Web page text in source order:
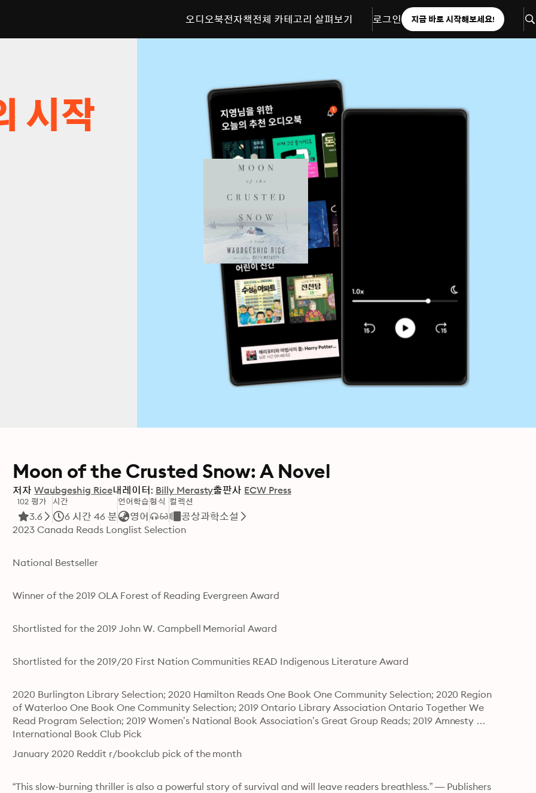
오디오북전자책전체 카테고리 살펴보기 로그인 지금 바로 시작해보세요!
시작
Moon of the Crusted Snow: A Novel
저자 Waubgeshig Rice내레이터: Billy Merasty출판사 ECW Press
102 평가
3.6
시간
6 시간 46 분
언어학습
영어
형식 컬렉션
공상과학소설
2023 Canada Reads Longlist Selection
National Bestseller
Winner of the 2019 OLA Forest of Reading Evergreen Award
Shortlisted for the 2019 John W. Campbell Memorial Award
Shortlisted for the 2019/20 First Nation Communities READ Indigenous Literature Award
2020 Burlington Library Selection; 2020 Hamilton Reads One Book One Community Selection; 2020 Region
of Waterloo One Book One Community Selection; 2019 Ontario Library Association Ontario Together We
Read Program Selection; 2019 Women’s National Book Association’s Great Group Reads; 2019 Amnesty
International Book Club Pick
January 2020 Reddit r/bookclub pick of the month
“This slow-burning thriller is also a powerful story of survival and will leave readers breathless.” — Publishers